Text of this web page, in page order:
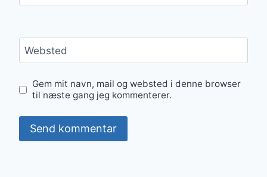
Websted
Gem mit navn, mail og websted i denne browser
til næste gang jeg kommenterer.